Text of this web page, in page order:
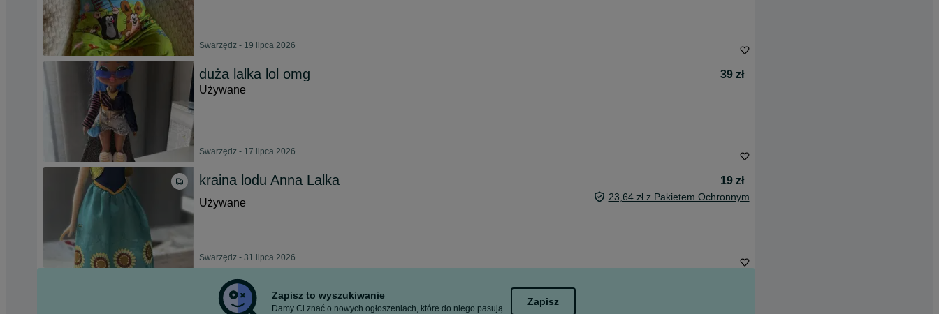
Swarzędz - 19 lipca 2026
duża lalka lol omg
39 zł
Używane
Swarzędz - 17 lipca 2026
kraina lodu Anna Lalka
19 zł
Używane
23,64 zł z Pakietem Ochronnym
Swarzędz - 31 lipca 2026
Zapisz to wyszukiwanie
Damy Ci znać o nowych ogłoszeniach, które do niego pasują.
Zapisz